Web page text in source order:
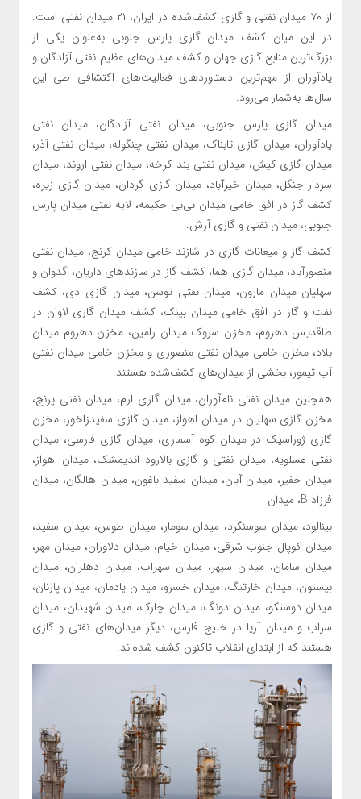
از ۷۰ میدان نفتی و گازی کشف‌شده‌ در ایران، ۲۱ میدان نفتی است.
در این میان کشف میدان گازی پارس جنوبی به‌عنوان یکی از
بزرگ‌ترین منابع گازی جهان و کشف میدان‌های عظیم نفتی آزادگان و
یادآوران از مهم‌ترین دستاوردهای فعالیت‌های اکتشافی طی این
سال‌ها به‌شمار می‌رود.
میدان گازی پارس جنوبی، میدان نفتی آزادگان، میدان نفتی
یادآوران، میدان گازی تابناک، میدان نفتی چنگوله، میدان نفتی آذر،
میدان گازی کیش، میدان نفتی بند کرخه، میدان نفتی اروند، میدان
سردار جنگل، میدان خیرآباد، میدان گازی گردان، میدان گازی زیره،
کشف گاز در افق خامی میدان بی‌بی حکیمه، لایه نفتی میدان پارس
جنوبی، میدان نفتی و گازی آرش.
کشف گاز و میعانات گازی در شازند خامی میدان کرنج، میدان نفتی
منصورآباد، میدان گازی هما، کشف گاز در سازندهای داریان، گدوان و
سهلیان میدان مارون، میدان نفتی توسن، میدان گازی دی، کشف
نفت و گاز در افق خامی میدان بینک، کشف میدان گازی لاوان در
طاقدیس دهروم، مخزن سروک میدان رامین، مخزن دهروم میدان
بلاد، مخزن خامی میدان نفتی منصوری و مخزن خامی میدان نفتی
آب تیمور، بخشی از میدان‌های کشف‌شده هستند.
همچنین میدان نفتی نام‌آوران، میدان گازی ارم، میدان نفتی پرنج،
مخزن گازی سهلیان در میدان اهواز، میدان گازی سفیدزاخور، مخزن
گازی ژوراسیک در میدان کوه آسماری، میدان گازی فارسی، میدان
نفتی عسلویه، میدان نفتی و گازی بالارود اندیمشک، میدان اهواز،
میدان جفیر، میدان آبان، میدان سفید باغون، میدان هالگان، میدان
فرزاد B، میدان
بینالود، میدان سوسنگرد، میدان سومار، میدان طوس، میدان سفید،
میدان کوپال جنوب شرقی، میدان خیام، میدان دلاوران، میدان مهر،
میدان سامان، میدان سپهر، میدان سهراب، میدان دهلران، میدان
بیستون، میدان خارتنگ، میدان خسرو، میدان یادمان، میدان پازنان،
میدان دوستکو، میدان دونگ، میدان چارک، میدان شهیدان، میدان
سراب و میدان آریا در خلیج فارس، دیگر میدان‌های نفتی و گازی
هستند که از ابتدای انقلاب تاکنون کشف شده‌اند.